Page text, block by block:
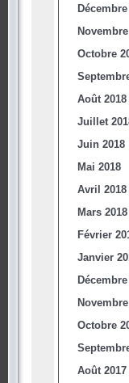
Octobre
Août 2018
Juillet
Juin 2018
Mai 2018
Avril 2018
Mars 2018
Février
Janvier
Octobre
Août 2017